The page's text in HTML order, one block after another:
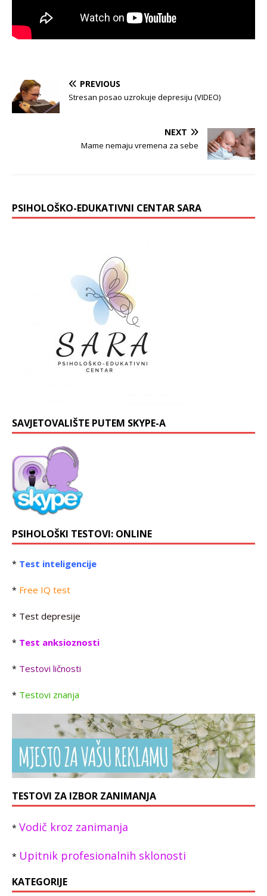
PREVIOUS
Stresan posao uzrokuje depresiju (VIDEO)
NEXT
Mame nemaju vremena za sebe
PSIHOLOŠKO-EDUKATIVNI CENTAR SARA
SAVJETOVALIŠTE PUTEM SKYPE-A
PSIHOLOŠKI TESTOVI: ONLINE
* Test inteligencije
* Free IQ test
* Test depresije
* Test anksioznosti
* Testovi ličnosti
* Testovi znanja
TESTOVI ZA IZBOR ZANIMANJA
* Vodič kroz zanimanja
* Upitnik profesionalnih sklonosti
KATEGORIJE